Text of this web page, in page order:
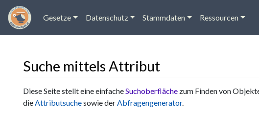
Gesetze Datenschutz Stammdaten Ressourcen
Suche mittels Attribut
Wechseln zu:Navigation,Suche
Diese Seite stellt eine einfacheSuchoberfläche zum Finden von
dieAttributsuchesowie derAbfragengenerator.